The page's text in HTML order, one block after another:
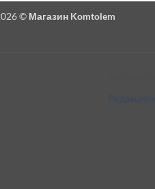
© Магазин Komtolem